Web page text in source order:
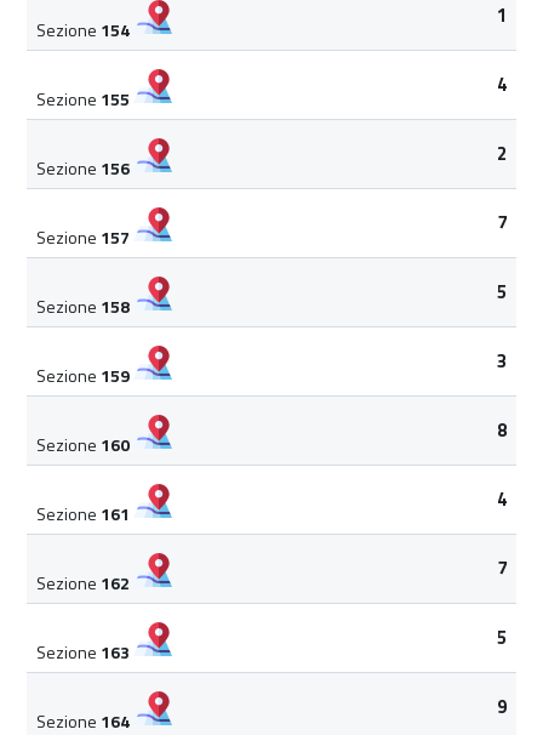
Sezione 154
1
Sezione 155
4
Sezione 156
2
Sezione 157
7
Sezione 158
5
Sezione 159
3
Sezione 160
8
Sezione 161
4
Sezione 162
7
Sezione 163
5
Sezione 164
9